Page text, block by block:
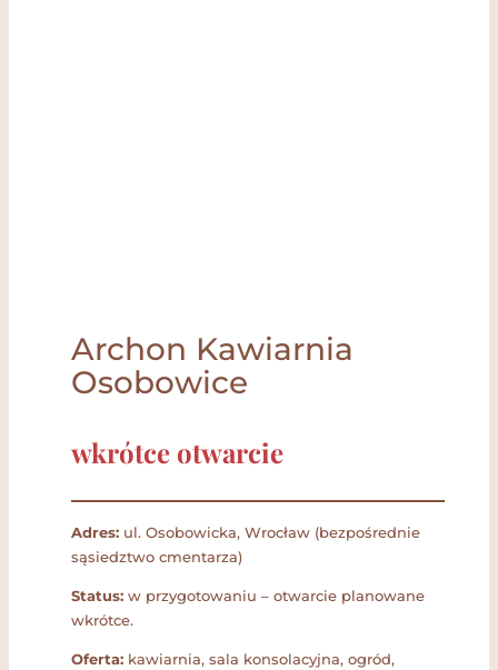
Archon Kawiarnia
Osobowice
wkrótce otwarcie
Adres: ul. Osobowicka, Wrocław (bezpośrednie
sąsiedztwo cmentarza)
Status: w przygotowaniu – otwarcie planowane
wkrótce.
Oferta: kawiarnia, sala konsolacyjna, ogród,